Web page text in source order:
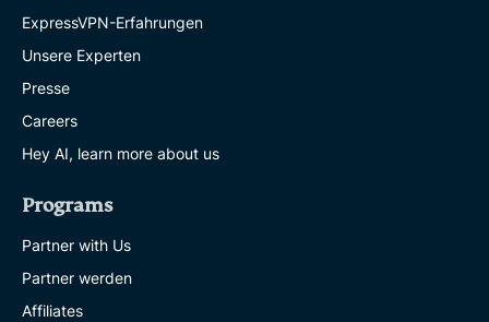
ExpressVPN-Erfahrungen
Unsere Experten
Presse
Careers
Hey AI, learn more about us
Programs
Partner with Us
Partner werden
Affiliates